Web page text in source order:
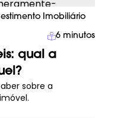
Imobiliário
6 minutos
qual a
sobre a